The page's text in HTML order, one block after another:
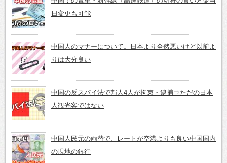
日変更も可能
中国人のマナーについて。日本より全然悪いけど以前よ
りは大分良い
中国の反スパイ法で邦人4人が拘束・逮捕⇒ただの日本
人観光客ではない
中国人民元の両替で、レートが空港よりも良い中国国内
の現地の銀行